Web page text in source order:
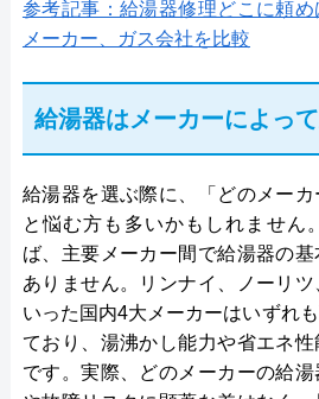
参考記事：給湯器修理どこに頼め
メーカー、ガス会社を比較
給湯器はメーカーによっ
給湯器を選ぶ際に、「どのメーカ
と悩む方も多いかもしれません
ば、主要メーカー間で給湯器の
ありません。リンナイ、ノーリ
いった国内4大メーカーはいずれ
ており、湯沸かし能力や省エネ
です。実際、どのメーカーの給